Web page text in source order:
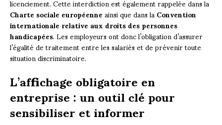
Charte sociale européenneainsi que dans laConvention
internationale relative aux droits des personnes
handicapées. Les employeurs ont donc l’obligation d’assurer
l’égalité de traitement entre les salariés et de prévenir toute
situation discriminatoire.
L’affichage obligatoire en
entreprise : un outil clé pour
sensibiliser et informer